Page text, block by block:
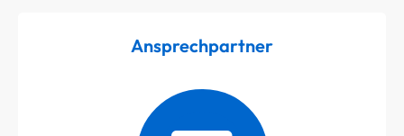
Ansprechpartner